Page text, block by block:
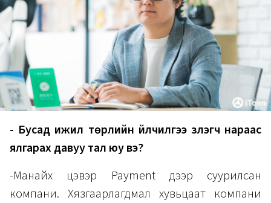
- Бусад ижил төрлийн үйлчилгээ үзүүлэгч нараас
ялгарах давуу тал юу вэ?
-Манайх цэвэр Payment дээр суурилсан
компани. Хязгаарлагдмал хувьцаат компани